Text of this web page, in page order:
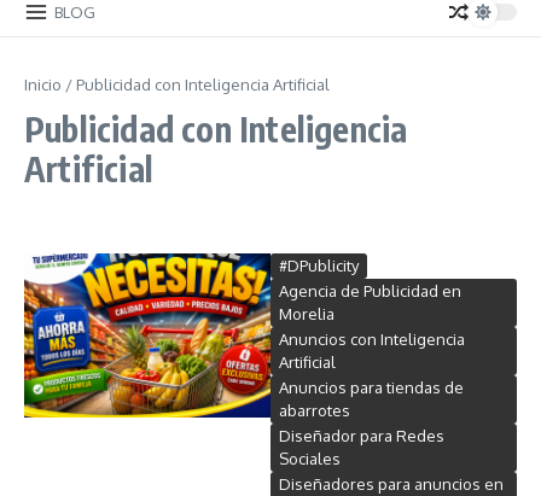
BLOG
Inicio / Publicidad con Inteligencia Artificial
Publicidad con Inteligencia
Artificial
#DPublicity
Agencia de Publicidad en
Morelia
Anuncios con Inteligencia
Artificial
Anuncios para tiendas de
abarrotes
Diseñador para Redes
Sociales
Diseñadores para anuncios en